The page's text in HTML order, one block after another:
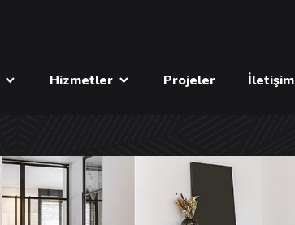
Hizmetler Projeler İletişim